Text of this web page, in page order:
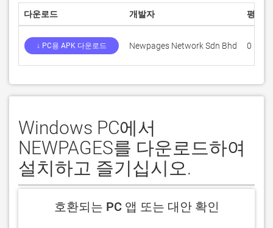
다운로드 개발자 평점
↓ PC용 APK 다운로드 Newpages Network Sdn Bhd 0
Windows PC에서
NEWPAGES를 다운로드하여
설치하고 즐기십시오.
호환되는 PC 앱 또는 대안 확인